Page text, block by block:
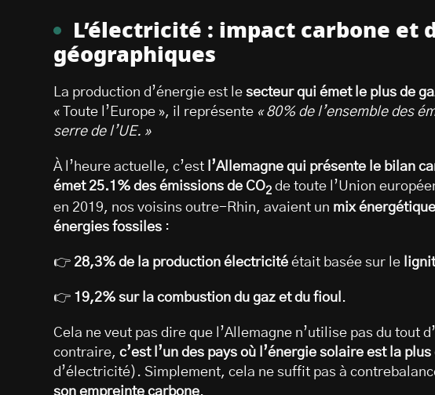
L’électricité : impact carbone et
géographiques
La production d’énergie est le secteur qui émet le plus de
« Toute l’Europe », il représente « 80% de l’ensemble des
serre de l’UE. »
À l’heure actuelle, c’est l’Allemagne qui présente le bilan
émet 25.1% des émissions de CO2 de toute l’Union
en 2019, nos voisins outre-Rhin, avaient un mix
énergies fossiles :
👉 28,3% de la production électricité était basée sur le
👉 19,2% sur la combustion du gaz et du fioul .
Cela ne veut pas dire que l’Allemagne n’utilise pas du tout
contraire, c’est l’un des pays où l’énergie solaire est la
d’électricité). Simplement, cela ne suffit pas à
son empreinte carbone.